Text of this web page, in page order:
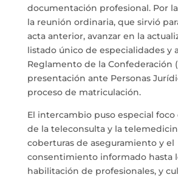
documentación profesional. Por
la reunión ordinaria, que sirvió
acta anterior, avanzar en la
listado único de especialidades y
Reglamento de la Confederación
presentación ante Personas
proceso de matriculación.
El intercambio puso especial foco
de la teleconsulta y la
coberturas de aseguramiento y el
consentimiento informado hasta
habilitación de profesionales, y